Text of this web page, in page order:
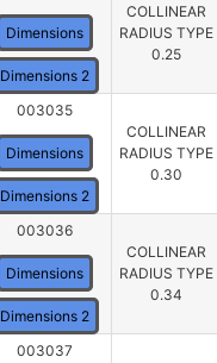
Dimensions
Dimensions 2
COLLINEAR
RADIUS TYPE
0.25
003035
Dimensions
Dimensions 2
COLLINEAR
RADIUS TYPE
0.30
003036
Dimensions
Dimensions 2
COLLINEAR
RADIUS TYPE
0.34
003037